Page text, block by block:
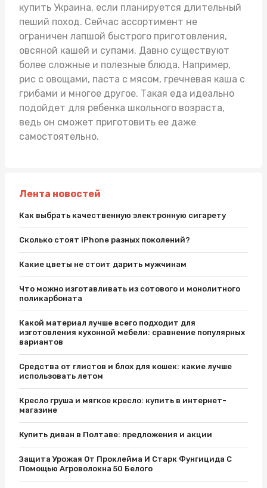
купить Украина, если планируется длительный
пеший поход. Сейчас ассортимент не
ограничен лапшой быстрого приготовления,
овсяной кашей и супами. Давно существуют
более сложные и полезные блюда. Например,
рис с овощами, паста с мясом, гречневая каша с
грибами и многое другое. Такая еда идеально
подойдет для ребенка школьного возраста,
ведь он сможет приготовить ее даже
самостоятельно.
Лента новостей
Как выбрать качественную электронную сигарету
Сколько стоят iPhone разных поколений?
Какие цветы не стоит дарить мужчинам
Что можно изготавливать из сотового и монолитного
поликарбоната
Какой материал лучше всего подходит для
изготовления кухонной мебели: сравнение популярных
вариантов
Средства от глистов и блох для кошек: какие лучше
использовать летом
Кресло груша и мягкое кресло: купить в интернет-
магазине
Купить диван в Полтаве: предложения и акции
Защита Урожая От Проклейма И Старк Фунгицида С
Помощью Агроволокна 50 Белого